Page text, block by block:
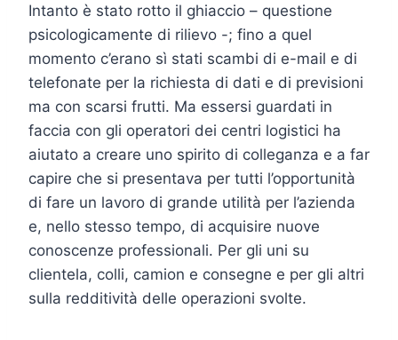
Intanto è stato rotto il ghiaccio – questione
psicologicamente di rilievo -; fino a quel
momento c’erano sì stati scambi di e-mail e di
telefonate per la richiesta di dati e di previsioni
ma con scarsi frutti. Ma essersi guardati in
faccia con gli operatori dei centri logistici ha
aiutato a creare uno spirito di colleganza e a far
capire che si presentava per tutti l’opportunità
di fare un lavoro di grande utilità per l’azienda
e, nello stesso tempo, di acquisire nuove
conoscenze professionali. Per gli uni su
clientela, colli, camion e consegne e per gli altri
sulla redditività delle operazioni svolte.